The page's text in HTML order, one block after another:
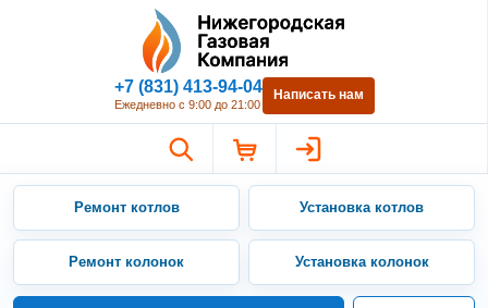
Нижегородская Газовая
+7 (831) 413-94-04
Ежедневно с 9:00 до 21:00
Написать нам
Ремонт котлов Установка котлов
Ремонт колонок Установка колонок